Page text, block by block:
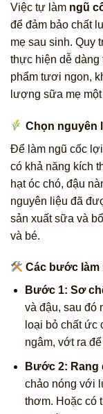
Việc tự làm ngũ
để đảm bảo chất
mẹ sau sinh. Quy
thực hiện dễ dàng
phẩm tươi ngon,
lượng sữa mẹ
Chọn nguyên
Để làm ngũ cốc
có khả năng kích
hạt óc chó, đậu
nguyên liệu đã
sản xuất sữa và
và bé.
Các bước làm
Bước 1: Sơ
và đậu, sau đó
loại bỏ chất ức
ngâm, vớt ra
Bước 2: Rang
chảo nóng với
thơm. Hoặc có